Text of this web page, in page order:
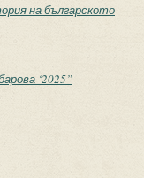
на българското
‘2025”